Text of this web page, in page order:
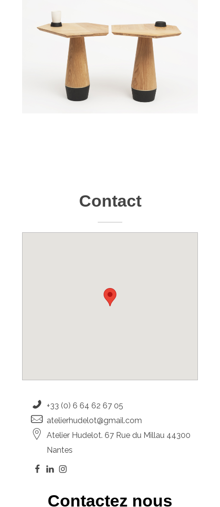
Contact
+33 (0) 6 64 62 67 05
atelierhudelot@gmail.com
Atelier Hudelot. 67 Rue du Millau 44300
Nantes
Contactez nous